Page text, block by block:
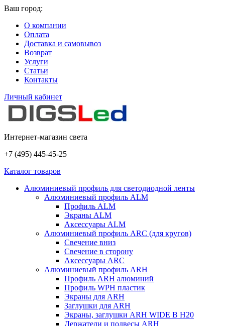
Ваш город:
О компании
Оплата
Доставка и самовывоз
Возврат
Услуги
Статьи
Контакты
Личный кабинет
Интернет-магазин света
+7 (495) 445-45-25
Каталог товаров
Алюминиевый профиль для светодиодной ленты
Алюминиевый профиль ALM
Профиль ALM
Экраны ALM
Аксессуары ALM
Алюминиевый профиль ARC (для кругов)
Свечение вниз
Свечение в сторону
Аксессуары ARC
Алюминиевый профиль ARH
Профиль ARH алюминий
Профиль WPH пластик
Экраны для ARH
Заглушки для ARH
Экраны, заглушки ARH WIDE B H20
Держатели и подвесы ARH